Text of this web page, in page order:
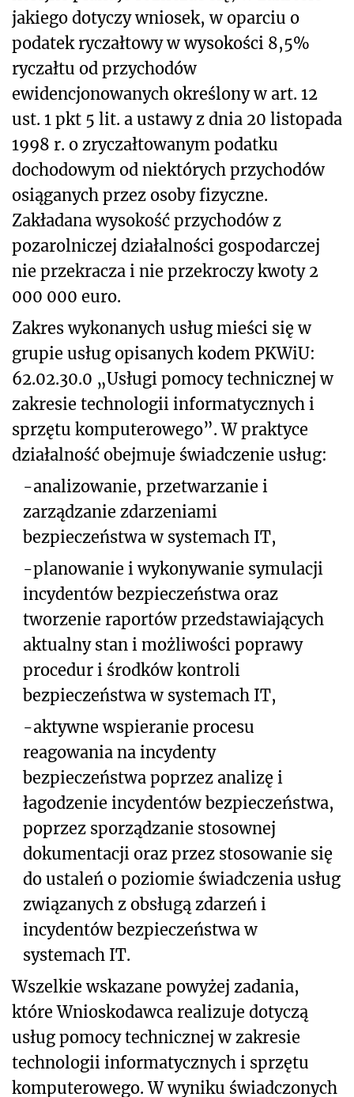
jakiego dotyczy wniosek, w oparciu o
podatek ryczałtowy w wysokości 8,5%
ryczałtu od przychodów
ewidencjonowanych określony w art. 12
ust. 1 pkt 5 lit. a ustawy z dnia 20 listopada
1998 r. o zryczałtowanym podatku
dochodowym od niektórych przychodów
osiąganych przez osoby fizyczne.
Zakładana wysokość przychodów z
pozarolniczej działalności gospodarczej
nie przekracza i nie przekroczy kwoty 2
000 000 euro.
Zakres wykonanych usług mieści się w
grupie usług opisanych kodem PKWiU:
62.02.30.0 „Usługi pomocy technicznej w
zakresie technologii informatycznych i
sprzętu komputerowego”. W praktyce
działalność obejmuje świadczenie usług:
-analizowanie, przetwarzanie i
zarządzanie zdarzeniami
bezpieczeństwa w systemach IT,
-planowanie i wykonywanie symulacji
incydentów bezpieczeństwa oraz
tworzenie raportów przedstawiających
aktualny stan i możliwości poprawy
procedur i środków kontroli
bezpieczeństwa w systemach IT,
-aktywne wspieranie procesu
reagowania na incydenty
bezpieczeństwa poprzez analizę i
łagodzenie incydentów bezpieczeństwa,
poprzez sporządzanie stosownej
dokumentacji oraz przez stosowanie się
do ustaleń o poziomie świadczenia usług
związanych z obsługą zdarzeń i
incydentów bezpieczeństwa w
systemach IT.
Wszelkie wskazane powyżej zadania,
które Wnioskodawca realizuje dotyczą
usług pomocy technicznej w zakresie
technologii informatycznych i sprzętu
komputerowego. W wyniku świadczonych